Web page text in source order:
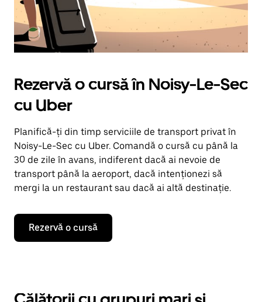
Rezervă o cursă în Noisy-Le-Sec
cu Uber
Planifică-ți din timp serviciile de transport privat în
Noisy-Le-Sec cu Uber. Comandă o cursă cu până la
30 de zile în avans, indiferent dacă ai nevoie de
transport până la aeroport, dacă intenționezi să
mergi la un restaurant sau dacă ai altă destinație.
Rezervă o cursă